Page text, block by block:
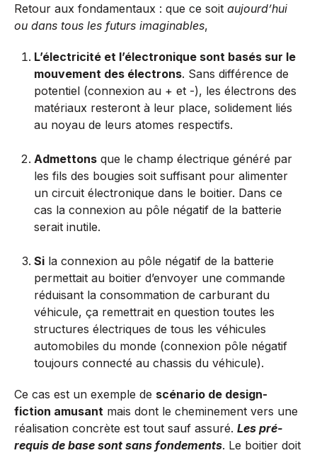
Retour aux fondamentaux : que ce soit aujourd’hui
ou dans tous les futurs imaginables,
L’électricité et l’électronique sont basés sur le
mouvement des électrons. Sans différence de
potentiel (connexion au + et -), les électrons des
matériaux resteront à leur place, solidement liés
au noyau de leurs atomes respectifs.
Admettons que le champ électrique généré par
les fils des bougies soit suffisant pour alimenter
un circuit électronique dans le boitier. Dans ce
cas la connexion au pôle négatif de la batterie
serait inutile.
Si la connexion au pôle négatif de la batterie
permettait au boitier d’envoyer une commande
réduisant la consommation de carburant du
véhicule, ça remettrait en question toutes les
structures électriques de tous les véhicules
automobiles du monde (connexion pôle négatif
toujours connecté au chassis du véhicule).
Ce cas est un exemple de scénario de design-
fiction amusant mais dont le cheminement vers une
réalisation concrète est tout sauf assuré. Les pré-
requis de base sont sans fondements. Le boitier doit